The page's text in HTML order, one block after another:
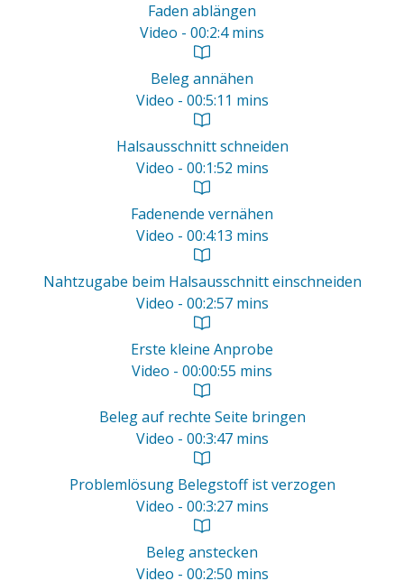
Faden ablängen
Video - 00:2:4 mins
Beleg annähen
Video - 00:5:11 mins
Halsausschnitt schneiden
Video - 00:1:52 mins
Fadenende vernähen
Video - 00:4:13 mins
Nahtzugabe beim Halsausschnitt einschneiden
Video - 00:2:57 mins
Erste kleine Anprobe
Video - 00:00:55 mins
Beleg auf rechte Seite bringen
Video - 00:3:47 mins
Problemlösung Belegstoff ist verzogen
Video - 00:3:27 mins
Beleg anstecken
Video - 00:2:50 mins